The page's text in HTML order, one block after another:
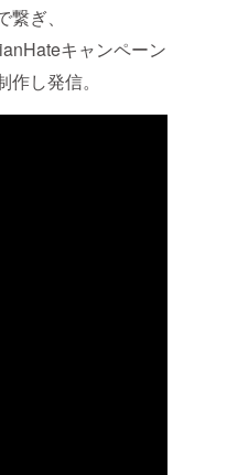
繋ぎ、
キャンペーン
作し発信。